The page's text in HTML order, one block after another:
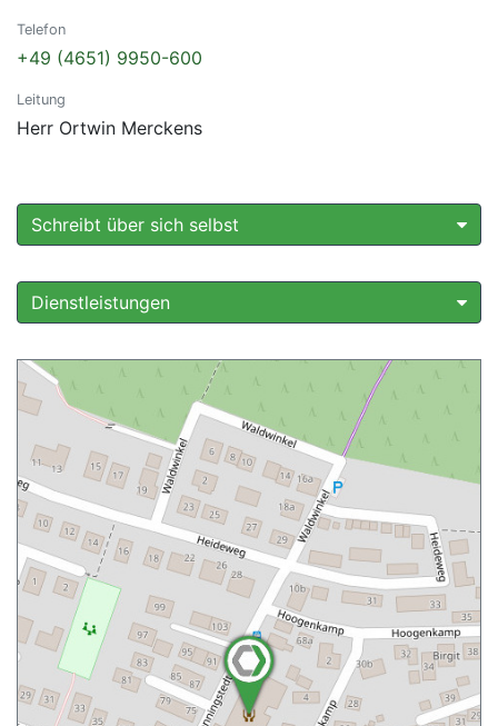
Telefon
+49 (4651) 9950-600
Leitung
Herr Ortwin Merckens
Schreibt über sich selbst
Dienstleistungen